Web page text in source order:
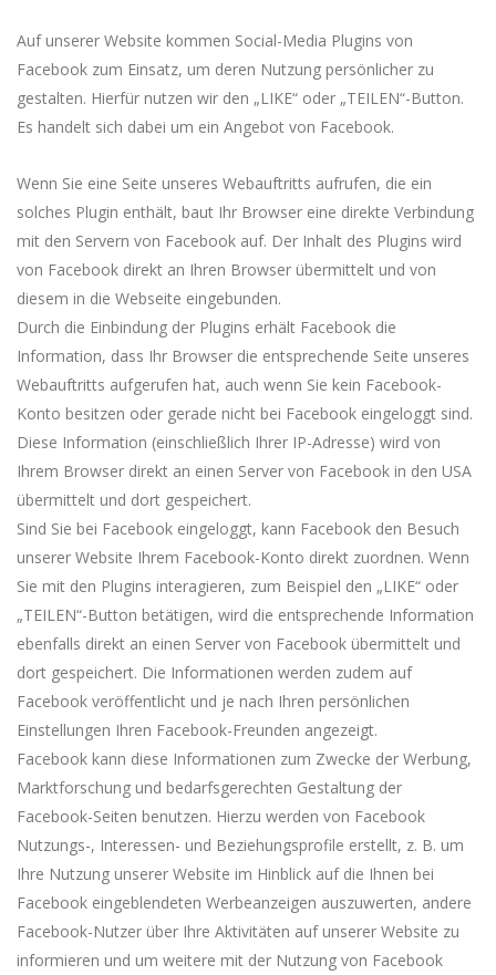
Auf unserer Website kommen Social-Media Plugins von
Facebook zum Einsatz, um deren Nutzung persönlicher zu
gestalten. Hierfür nutzen wir den „LIKE“ oder „TEILEN“-Button.
Es handelt sich dabei um ein Angebot von Facebook.
Wenn Sie eine Seite unseres Webauftritts aufrufen, die ein
solches Plugin enthält, baut Ihr Browser eine direkte Verbindung
mit den Servern von Facebook auf. Der Inhalt des Plugins wird
von Facebook direkt an Ihren Browser übermittelt und von
diesem in die Webseite eingebunden.
Durch die Einbindung der Plugins erhält Facebook die
Information, dass Ihr Browser die entsprechende Seite unseres
Webauftritts aufgerufen hat, auch wenn Sie kein Facebook-
Konto besitzen oder gerade nicht bei Facebook eingeloggt sind.
Diese Information (einschließlich Ihrer IP-Adresse) wird von
Ihrem Browser direkt an einen Server von Facebook in den USA
übermittelt und dort gespeichert.
Sind Sie bei Facebook eingeloggt, kann Facebook den Besuch
unserer Website Ihrem Facebook-Konto direkt zuordnen. Wenn
Sie mit den Plugins interagieren, zum Beispiel den „LIKE“ oder
„TEILEN“-Button betätigen, wird die entsprechende Information
ebenfalls direkt an einen Server von Facebook übermittelt und
dort gespeichert. Die Informationen werden zudem auf
Facebook veröffentlicht und je nach Ihren persönlichen
Einstellungen Ihren Facebook-Freunden angezeigt.
Facebook kann diese Informationen zum Zwecke der Werbung,
Marktforschung und bedarfsgerechten Gestaltung der
Facebook-Seiten benutzen. Hierzu werden von Facebook
Nutzungs-, Interessen- und Beziehungsprofile erstellt, z. B. um
Ihre Nutzung unserer Website im Hinblick auf die Ihnen bei
Facebook eingeblendeten Werbeanzeigen auszuwerten, andere
Facebook-Nutzer über Ihre Aktivitäten auf unserer Website zu
informieren und um weitere mit der Nutzung von Facebook